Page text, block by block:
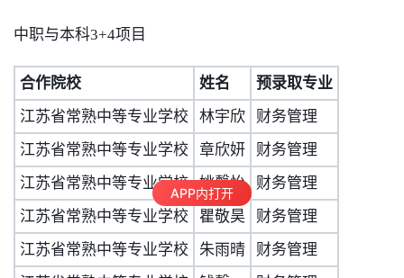
中职与本科3+4项目
合作院校 姓名
预录取专业
江苏省常熟中等专业学校
林宇欣
财务管理
江苏省常熟中等专业学校
章欣妍
财务管理
江苏省常熟中等专业学校
姚馨怡
财务管理
江苏省常熟中等专业学校
瞿敬昊
财务管理
江苏省常熟中等专业学校
朱雨晴
财务管理
APP内打开